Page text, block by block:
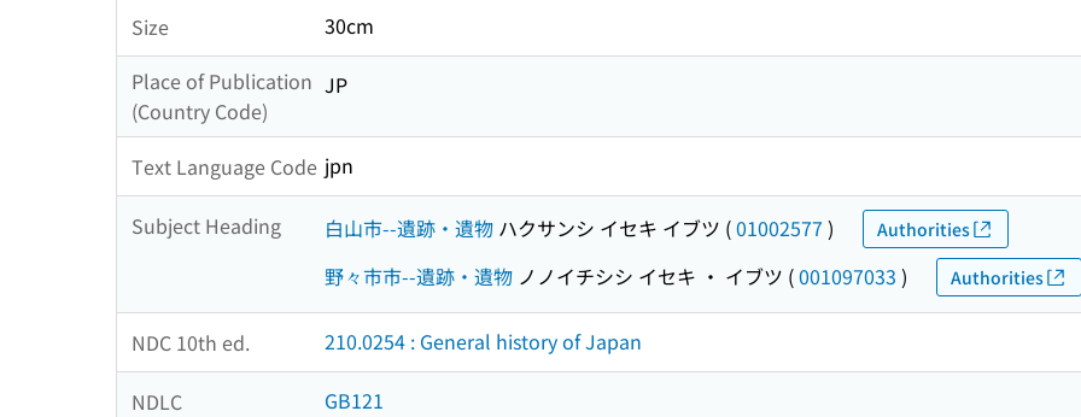
Size
30cm
Place of Publication
(Country Code)
JP
Text Language Code jpn
Subject Heading 白山市--遺跡・遺物 ハクサンシ イセキ イブツ (01002577 ) Authorities
野々市市--遺跡・遺物 ノノイチシシ イセキ ・ イブツ (001097033 ) Authorities
NDC 10th ed. 210.0254 : General history of Japan
NDLC GB121